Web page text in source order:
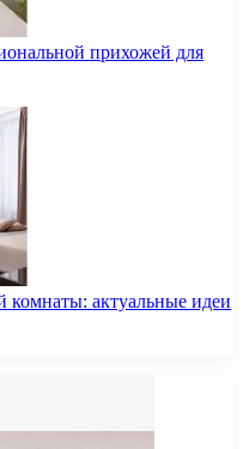
прихожей для
актуальные идеи